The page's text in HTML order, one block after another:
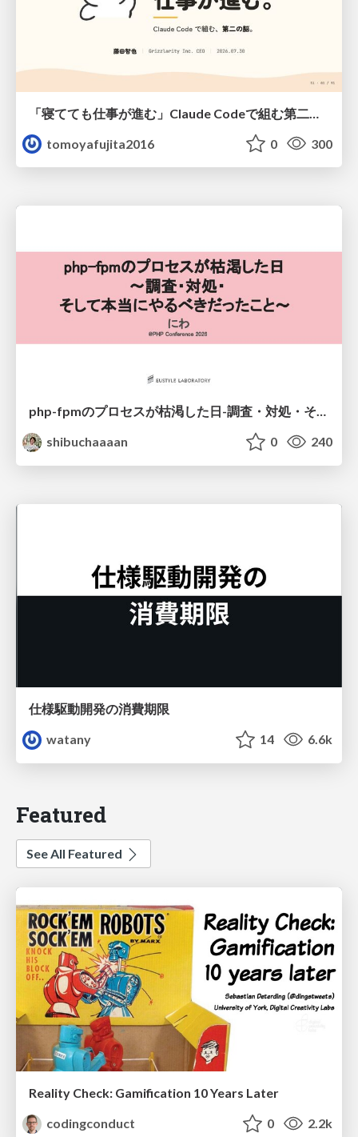
tomoyafujita2016
0 300
php-fpmのプロセスが枯渇した日-調査・対処・そして本当にやるべきだったこと-
shibuchaaaan
0 240
仕様駆動開発の消費期限
watany
14 6.6k
Featured
See All Featured
Reality Check: Gamification 10 Years Later
codingconduct
0 2.2k